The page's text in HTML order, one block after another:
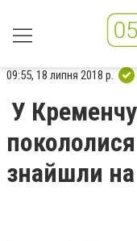
09:55, 18 липня 2018 р.
У
знайшли на